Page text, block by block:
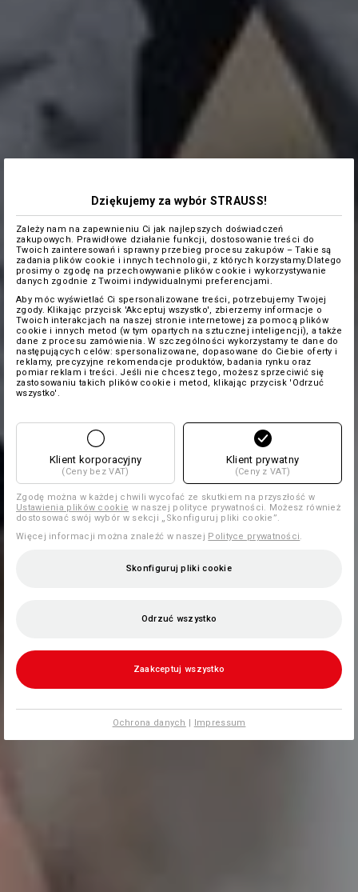
Dziękujemy za wybór STRAUSS!
Zależy nam na zapewnieniu Ci jak najlepszych doświadczeń
zakupowych. Prawidłowe działanie funkcji, dostosowanie treści do
Twoich zainteresowań i sprawny przebieg procesu zakupów – Takie są
zadania plików cookie i innych technologii, z których korzystamy.Dlatego
prosimy o zgodę na przechowywanie plików cookie i wykorzystywanie
danych zgodnie z Twoimi indywidualnymi preferencjami.
Aby móc wyświetlać Ci spersonalizowane treści, potrzebujemy Twojej
zgody. Klikając przycisk 'Akceptuj wszystko', zbierzemy informacje o
Twoich interakcjach na naszej stronie internetowej za pomocą plików
cookie i innych metod (w tym opartych na sztucznej inteligencji), a także
dane z procesu zamówienia. W szczególności wykorzystamy te dane do
następujących celów: spersonalizowane, dopasowane do Ciebie oferty i
reklamy, precyzyjne rekomendacje produktów, badania rynku oraz
pomiar reklam i treści. Jeśli nie chcesz tego, możesz sprzeciwić się
zastosowaniu takich plików cookie i metod, klikając przycisk 'Odrzuć
wszystko'.
Klient korporacyjny
(Ceny bez VAT)
Klient prywatny
(Ceny z VAT)
Zgodę można w każdej chwili wycofać ze skutkiem na przyszłość w
Ustawienia plików cookie w naszej polityce prywatności. Możesz również
dostosować swój wybór w sekcji „Skonfiguruj pliki cookie”.
Więcej informacji można znaleźć w naszej Polityce prywatności.
Skonfiguruj pliki cookie
Odrzuć wszystko
Zaakceptuj wszystko
Ochrona danych | Impressum